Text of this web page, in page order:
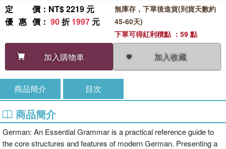
定價 ：NT$ 2219 元
優惠價 ： 90折1997 元
加入購物車 加入收藏
無庫存，下單後進貨(到貨天數約
45-60天)
下單可得紅利積點 ：59 點
商品簡介 目次
商品簡介
German: An Essential Grammar is a practical reference guide to
the core structures and features of modern German. Presenting a